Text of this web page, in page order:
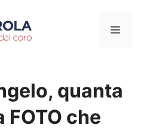
Menu
quanta
FOTO che